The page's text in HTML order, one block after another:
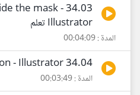
the mask -
Illustrator تعلم
المدة : 00:04:09
34.04 make reflection - Illustrator تعلم
المدة : 00:03:49